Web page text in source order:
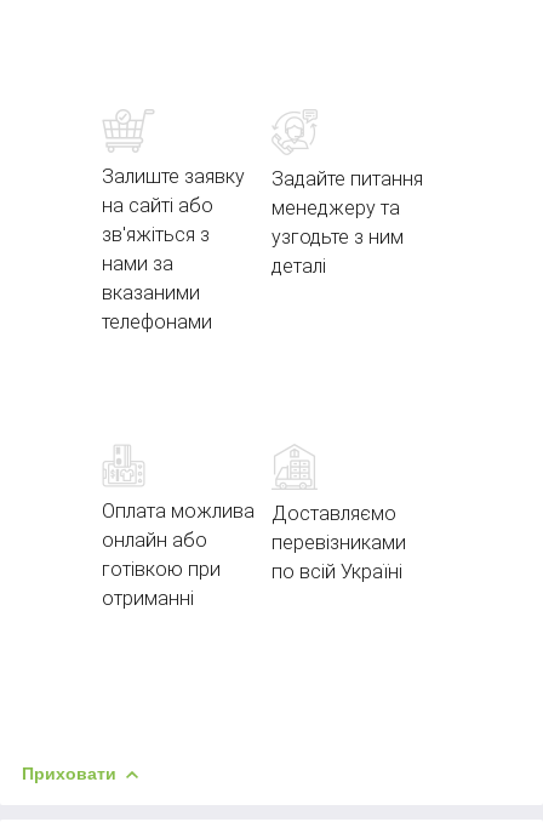
Залиште заявку
на сайті або
зв'яжіться з
нами за
вказаними
телефонами
Задайте питання
менеджеру та
узгодьте з ним
деталі
Оплата можлива
онлайн або
готівкою при
отриманні
Доставляємо
перевізниками
по всій Україні
Приховати